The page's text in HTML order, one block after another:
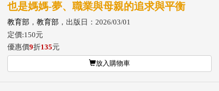
也是媽媽-夢、職業與母親的追求與平衡
教育部 ， 教育部 ，出版日：2026/03/01
定價:150元
優惠價9折135元
放入購物車